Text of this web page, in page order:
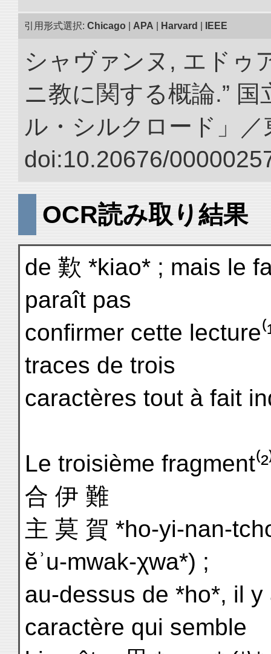
引用形式選択: Chicago APA Harvard IEEE
シャヴァンヌ, エドゥ
ニ教に関する概論.”
ル・シルクロード」／
doi:10.20676/
OCR読み取り結果
de 歎 *kiao* ; mais le
paraît pas
confirmer cette
traces de trois
caractères tout à fait
Le troisième
合 伊 難
主 莫 賀 *ho-yi-nan-
ĕʾu-mwak-χwa*) ;
au-dessus de *ho*, il
caractère qui semble